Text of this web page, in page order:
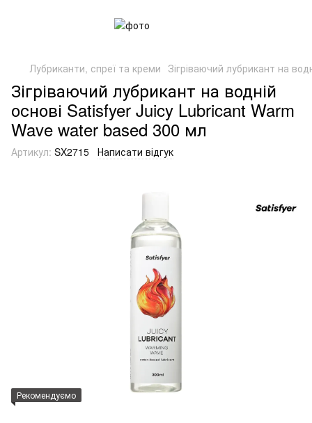
Лубриканти, спреї та креми Зігріваючий лубрикант на
Зігріваючий лубрикант на водній
основі Satisfyer Juicy Lubricant Warm
Wave water based 300 мл
Артикул: SX2715 Написати відгук
Рекомендуємо